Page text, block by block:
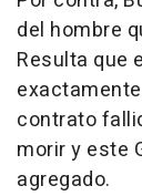
del hombre
Resulta que
contrato
morir y este
agregado.